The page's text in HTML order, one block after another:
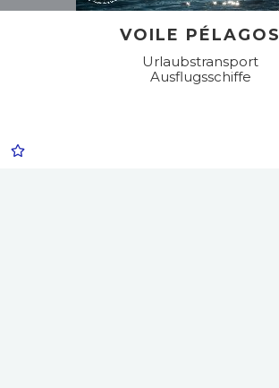
VOILE PÉLAGOS
Urlaubstransport
Ausflugsschiffe